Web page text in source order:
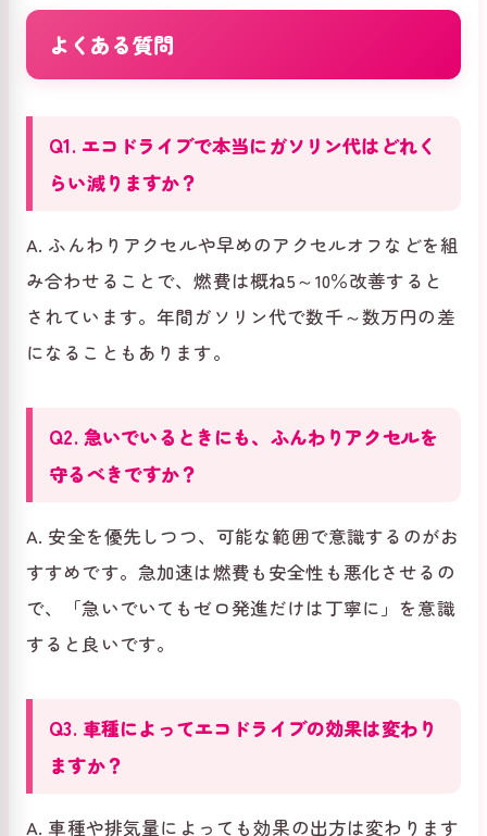
よくある質問
Q1. エコドライブで本当にガソリン代はどれく
らい減りますか？
A. ふんわりアクセルや早めのアクセルオフなどを組
み合わせることで、燃費は概ね5～10％改善すると
されています。年間ガソリン代で数千～数万円の差
になることもあります。
Q2. 急いでいるときにも、ふんわりアクセルを
守るべきですか？
A. 安全を優先しつつ、可能な範囲で意識するのがお
すすめです。急加速は燃費も安全性も悪化させるの
で、「急いでいてもゼロ発進だけは丁寧に」を意識
すると良いです。
Q3. 車種によってエコドライブの効果は変わり
ますか？
A. 車種や排気量によっても効果の出方は変わります